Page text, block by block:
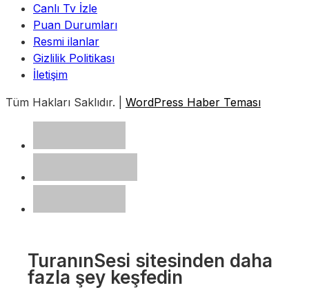
Canlı Tv İzle
Puan Durumları
Resmi ilanlar
Gizlilik Politikası
İletişim
Tüm Hakları Saklıdır. | WordPress Haber Teması
TuranınSesi sitesinden daha
fazla şey keşfedin